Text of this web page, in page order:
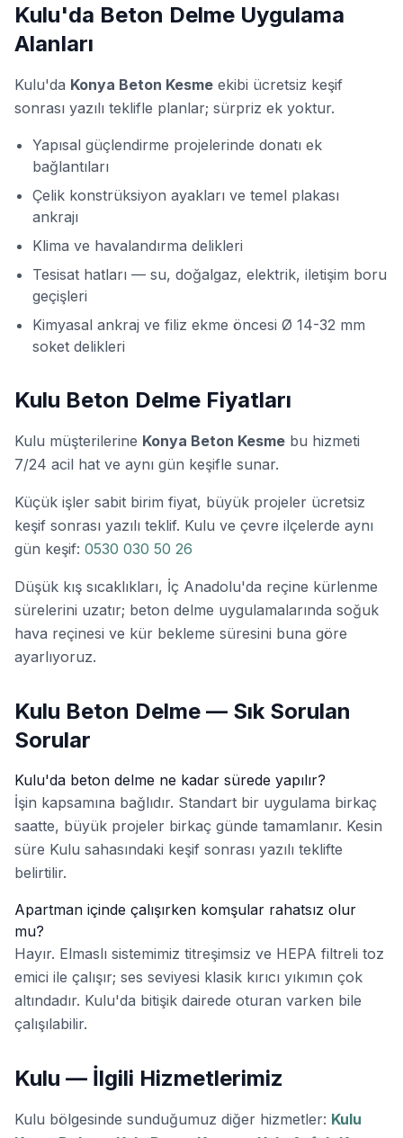
Kulu'da Beton Delme Uygulama
Alanları
Kulu'da Konya Beton Kesme ekibi ücretsiz keşif
sonrası yazılı teklifle planlar; sürpriz ek yoktur.
Yapısal güçlendirme projelerinde donatı ek
bağlantıları
Çelik konstrüksiyon ayakları ve temel plakası
ankrajı
Klima ve havalandırma delikleri
Tesisat hatları — su, doğalgaz, elektrik, iletişim boru
geçişleri
Kimyasal ankraj ve filiz ekme öncesi Ø 14-32 mm
soket delikleri
Kulu Beton Delme Fiyatları
Kulu müşterilerine Konya Beton Kesme bu hizmeti
7/24 acil hat ve aynı gün keşifle sunar.
Küçük işler sabit birim fiyat, büyük projeler ücretsiz
keşif sonrası yazılı teklif. Kulu ve çevre ilçelerde aynı
gün keşif: 0530 030 50 26
Düşük kış sıcaklıkları, İç Anadolu'da reçine kürlenme
sürelerini uzatır; beton delme uygulamalarında soğuk
hava reçinesi ve kür bekleme süresini buna göre
ayarlıyoruz.
Kulu Beton Delme — Sık Sorulan
Sorular
Kulu'da beton delme ne kadar sürede yapılır?
İşin kapsamına bağlıdır. Standart bir uygulama birkaç
saatte, büyük projeler birkaç günde tamamlanır. Kesin
süre Kulu sahasındaki keşif sonrası yazılı teklifte
belirtilir.
Apartman içinde çalışırken komşular rahatsız olur
mu?
Hayır. Elmaslı sistemimiz titreşimsiz ve HEPA filtreli toz
emici ile çalışır; ses seviyesi klasik kırıcı yıkımın çok
altındadır. Kulu'da bitişik dairede oturan varken bile
çalışılabilir.
Kulu — İlgili Hizmetlerimiz
Kulu bölgesinde sunduğumuz diğer hizmetler: Kulu